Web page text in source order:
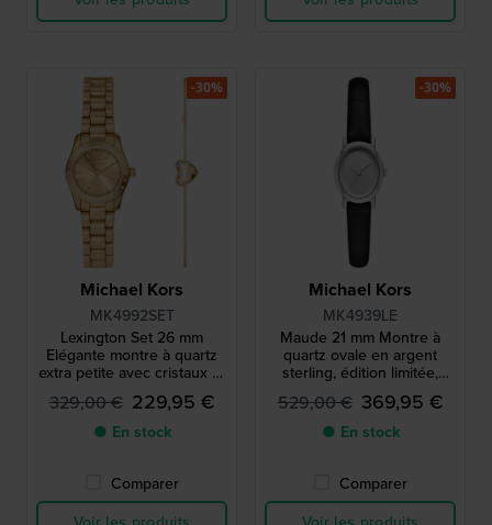
Michael Kors
MK4992SET
Lexington Set 26 mm
Elégante montre à quartz
extra petite avec cristaux et
bracelet gratuit
329,00 € 229,95 €
● En stock
Comparer
-30%
Michael Kors
MK4939LE
Maude 21 mm Montre à
quartz ovale en argent
sterling, édition limitée,
extra petite
529,00 € 369,95 €
● En stock
Comparer
-30%